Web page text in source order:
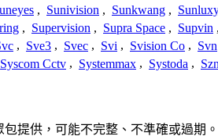
, Sunivision , Sunkwang ,
, Supervision , Supra Space , Supvin ,
, Sve3 , Svec , Svi , Svision Co , Svn
Syscom Cctv , Systemmax , Systoda ,
提供，可能不完整、不準確或過期